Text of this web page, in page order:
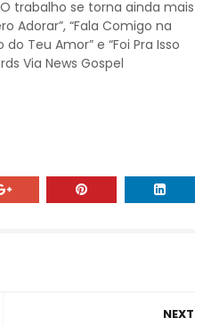
O trabalho se torna ainda mais
Adorar”, “Fala Comigo na
do Teu Amor” e “Foi Pra Isso
Via News Gospel
NEXT